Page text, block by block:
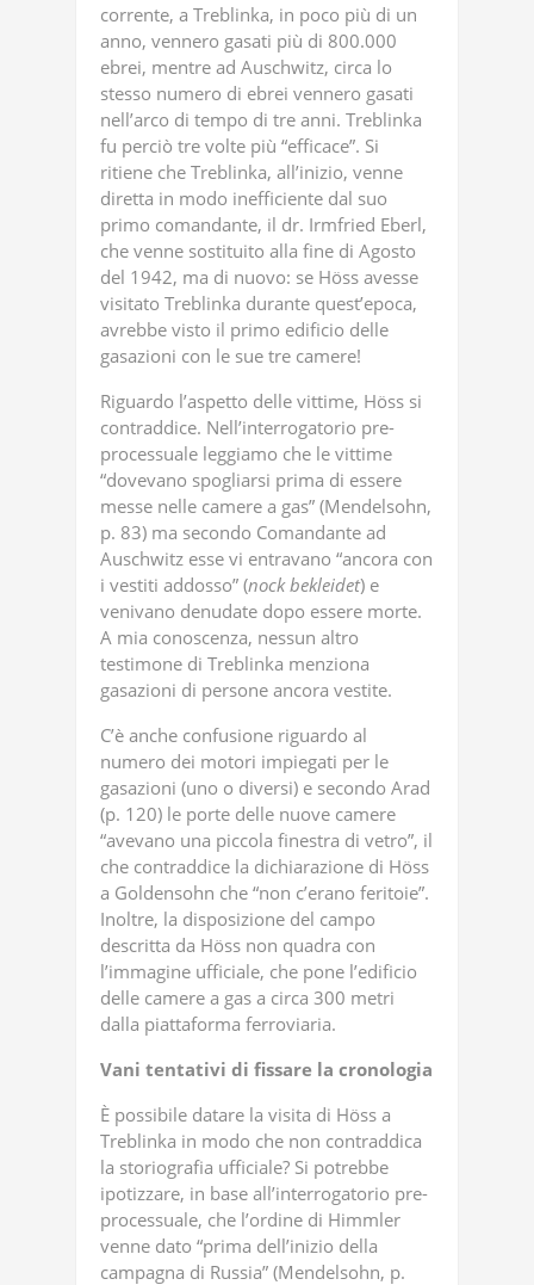
corrente, a Treblinka, in poco più di un
anno, vennero gasati più di 800.000
ebrei, mentre ad Auschwitz, circa lo
stesso numero di ebrei vennero gasati
nell’arco di tempo di tre anni. Treblinka
fu perciò tre volte più “efficace”. Si
ritiene che Treblinka, all’inizio, venne
diretta in modo inefficiente dal suo
primo comandante, il dr. Irmfried Eberl,
che venne sostituito alla fine di Agosto
del 1942, ma di nuovo: se Höss avesse
visitato Treblinka durante quest’epoca,
avrebbe visto il primo edificio delle
gasazioni con le sue tre camere!
Riguardo l’aspetto delle vittime, Höss si
contraddice. Nell’interrogatorio pre-
processuale leggiamo che le vittime
“dovevano spogliarsi prima di essere
messe nelle camere a gas” (Mendelsohn,
p. 83) ma secondo Comandante ad
Auschwitz esse vi entravano “ancora con
i vestiti addosso” (nock bekleidet) e
venivano denudate dopo essere morte.
A mia conoscenza, nessun altro
testimone di Treblinka menziona
gasazioni di persone ancora vestite.
C’è anche confusione riguardo al
numero dei motori impiegati per le
gasazioni (uno o diversi) e secondo Arad
(p. 120) le porte delle nuove camere
“avevano una piccola finestra di vetro”, il
che contraddice la dichiarazione di Höss
a Goldensohn che “non c’erano feritoie”.
Inoltre, la disposizione del campo
descritta da Höss non quadra con
l’immagine ufficiale, che pone l’edificio
delle camere a gas a circa 300 metri
dalla piattaforma ferroviaria.
Vani tentativi di fissare la cronologia
È possibile datare la visita di Höss a
Treblinka in modo che non contraddica
la storiografia ufficiale? Si potrebbe
ipotizzare, in base all’interrogatorio pre-
processuale, che l’ordine di Himmler
venne dato “prima dell’inizio della
campagna di Russia” (Mendelsohn, p.